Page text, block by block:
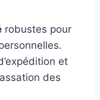
robustes pour
et
des